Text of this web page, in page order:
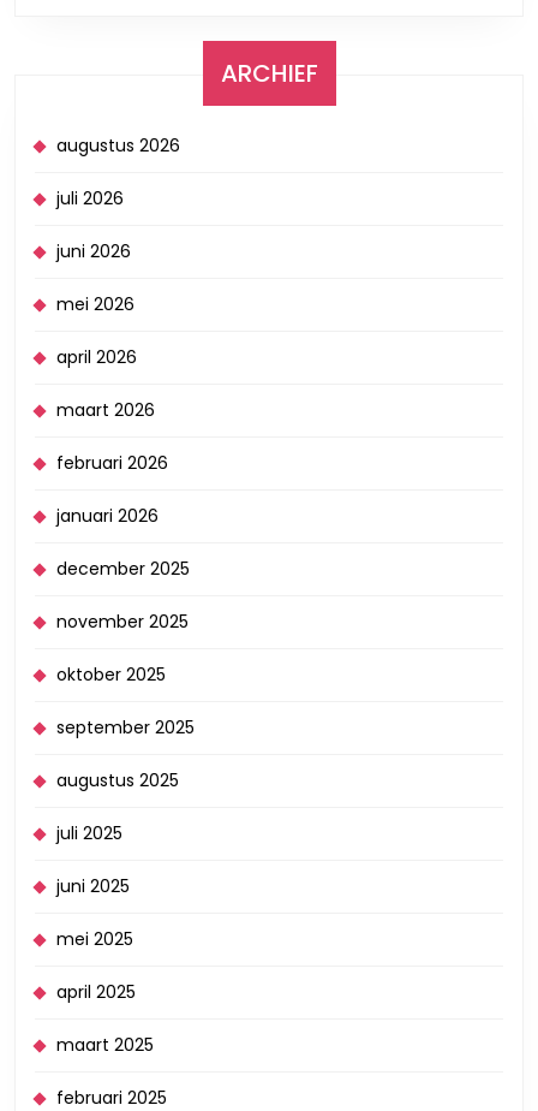
ARCHIEF
augustus 2026
juli 2026
juni 2026
mei 2026
april 2026
maart 2026
februari 2026
januari 2026
december 2025
november 2025
oktober 2025
september 2025
augustus 2025
juli 2025
juni 2025
mei 2025
april 2025
maart 2025
februari 2025